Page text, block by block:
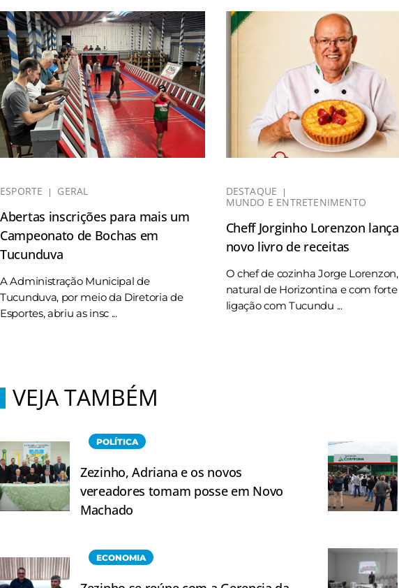
ESPORTE GERAL
Abertas inscrições para mais um
Campeonato de Bochas em
Tucunduva
A Administração Municipal de
Tucunduva, por meio da Diretoria de
Esportes, abriu as insc ...
DESTAQUE
MUNDO E ENTRETENIMENTO
Cheff Jorginho Lorenzon lança
novo livro de receitas
O chef de cozinha Jorge Lorenzon,
natural de Horizontina e com forte
ligação com Tucundu ...
VEJA TAMBÉM
POLÍTICA
Zezinho, Adriana e os novos
vereadores tomam posse em Novo
Machado
ECONOMIA